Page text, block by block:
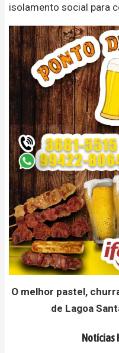
isolamento social para
O melhor pastel,
de Lagoa
Notícias